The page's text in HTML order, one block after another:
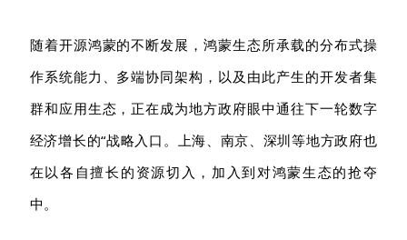
随着开源鸿蒙的不断发展，鸿蒙生态所承载的分布式操
作系统能力、多端协同架构，以及由此产生的开发者集
群和应用生态，正在成为地方政府眼中通往下一轮数字
经济增长的“战略入口。 上海、南京、深圳等地方政府也
在以各自擅长的资源切入，加入到对鸿蒙生态的抢夺
中。